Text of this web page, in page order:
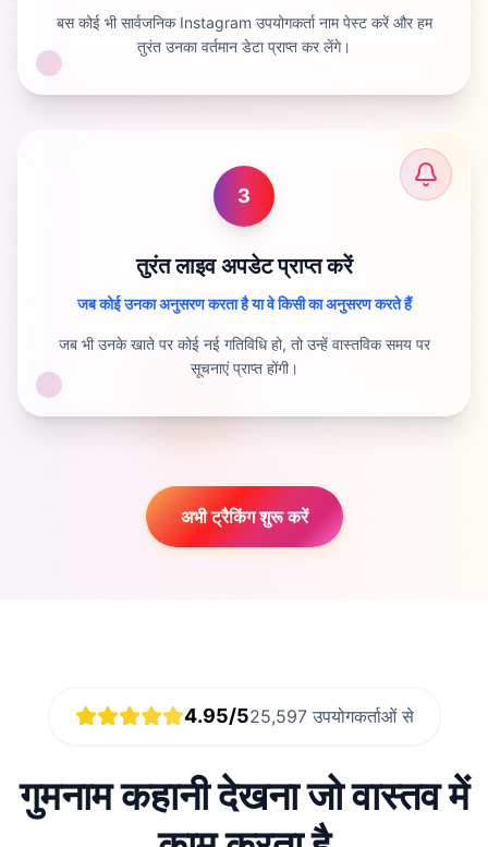
बस कोई भी सार्वजनिक Instagram उपयोगकर्ता नाम पेस्ट करें और हम
तुरंत उनका वर्तमान डेटा प्राप्त कर लेंगे।
3
तुरंत लाइव अपडेट प्राप्त करें
जब कोई उनका अनुसरण करता है या वे किसी का अनुसरण करते हैं
जब भी उनके खाते पर कोई नई गतिविधि हो, तो उन्हें वास्तविक समय पर
सूचनाएं प्राप्त होंगी।
अभी ट्रैकिंग शुरू करें
4.95/525,597 उपयोगकर्ताओं से
गुमनाम कहानी देखना जो वास्तव में